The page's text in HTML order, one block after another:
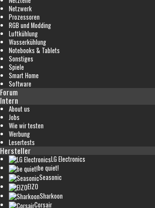
Netzwerk
Prozessoren
RGB und Modding
Luftkühlung
Wasserkühlung
Notebooks & Tablets
Sonstiges
Spiele
Smart Home
Software
Forum
Intern
About us
Jobs
Wie wir testen
Werbung
Lesertests
Hersteller
LG Electronics
be quiet!
Seasonic
EIZO
Sharkoon
Corsair